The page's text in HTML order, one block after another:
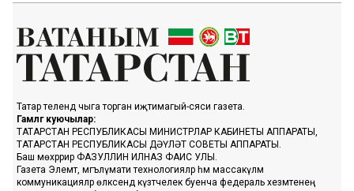
Татар телендә чыга торган иҗтимагый-сәяси газета.
Гамәлгә куючылар:
ТАТАРСТАН РЕСПУБЛИКАСЫ МИНИСТРЛАР КАБИНЕТЫ АППАРАТЫ,
ТАТАРСТАН РЕСПУБЛИКАСЫ ДӘҮЛӘТ СОВЕТЫ АППАРАТЫ.
Баш мөхәррир ФАЗУЛЛИН ИЛНАЗ ФАИС УЛЫ.
Газета Элемтә, мәгълүмати технологияләр һәм массакүләм
коммуникацияләр өлкәсендә күзәтчелек буенча федераль хезмәтенең